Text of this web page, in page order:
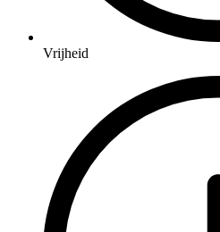
Vrijheid